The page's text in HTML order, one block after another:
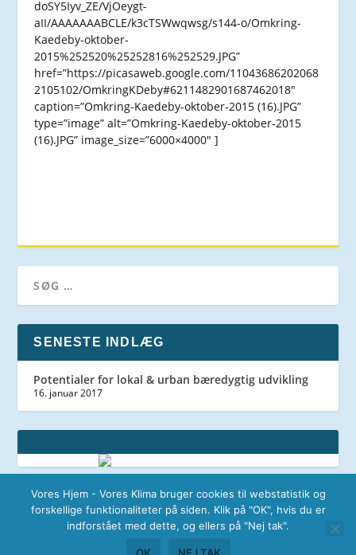
doSY5Iyv_ZE/VjOeygt-
aII/AAAAAAABCLE/k3cTSWwqwsg/s144-o/Omkring-
Kaedeby-oktober-
2015%252520%25252816%252529.JPG”
href=”https://picasaweb.google.com/11043686202068
2105102/OmkringKDeby#6211482901687462018″
caption=”Omkring-Kaedeby-oktober-2015 (16).JPG”
type=”image” alt=”Omkring-Kaedeby-oktober-2015
(16).JPG” image_size=”6000×4000″ ]
SENESTE INDLÆG
Potentialer for lokal & urban bæredygtig udvikling
16. januar 2017
Vores Hjem - Vores Klima bruger cookies til webstatistik og
forskellige funktionaliteter på siden. Klik på "OK", hvis du er
indforstået med dette, og ellers på "Nej tak".